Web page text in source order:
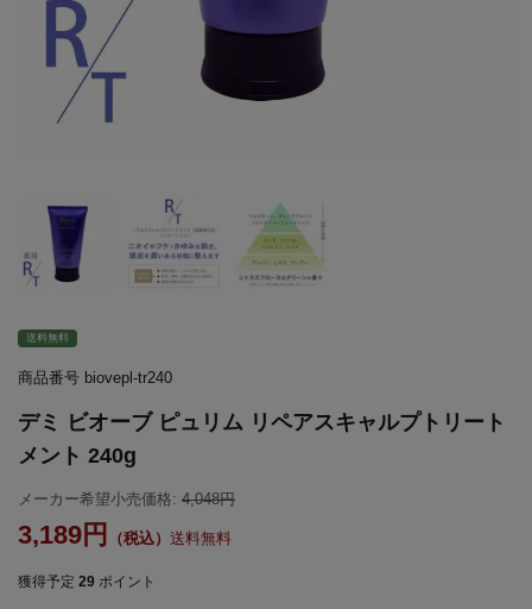
送料無料
商品番号 biovepl-tr240
デミ ビオーブ ピュリム リペアスキャルプトリート
メント 240g
メーカー希望小売価格: 4,048
3,189 送料無料
獲得予定 29 ポイント